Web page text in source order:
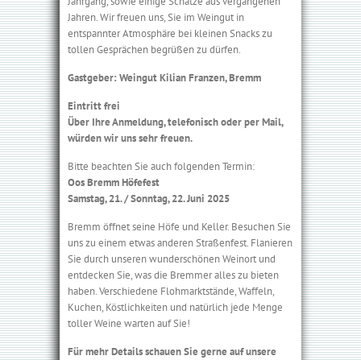
Jahren. Wir freuen uns, Sie im Weingut in
entspannter Atmosphäre bei kleinen Snacks zu
tollen Gesprächen begrüßen zu dürfen.
Gastgeber: Weingut Kilian Franzen, Bremm
Eintritt frei
Über Ihre Anmeldung, telefonisch oder per Mail,
würden wir uns sehr freuen.
Bitte beachten Sie auch folgenden Termin:
Oos Bremm Höfefest
Samstag, 21. / Sonntag, 22. Juni 2025
Bremm öffnet seine Höfe und Keller. Besuchen Sie
uns zu einem etwas anderen Straßenfest. Flanieren
Sie durch unseren wunderschönen Weinort und
entdecken Sie, was die Bremmer alles zu bieten
haben. Verschiedene Flohmarktstände, Waffeln,
Kuchen, Köstlichkeiten und natürlich jede Menge
toller Weine warten auf Sie!
Für mehr Details schauen Sie gerne auf unsere